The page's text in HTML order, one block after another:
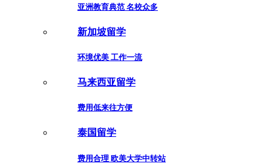
亚洲教育典范 名校众多
新加坡留学
环境优美 工作一流
马来西亚留学
费用低来往方便
泰国留学
费用合理 欧美大学中转站